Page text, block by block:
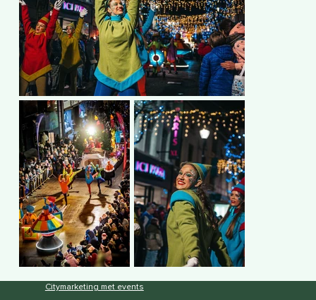
Citymarketing met events